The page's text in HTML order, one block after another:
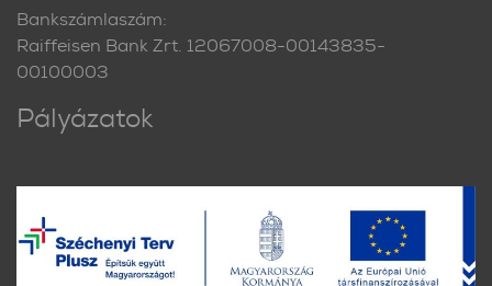
Bankszámlaszám:
Raiffeisen Bank Zrt. 12067008-00143835-
00100003
Pályázatok